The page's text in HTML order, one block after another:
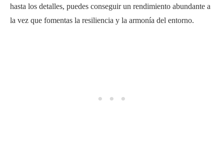
hasta los detalles, puedes conseguir un rendimiento abundante a
la vez que fomentas la resiliencia y la armonía del entorno.